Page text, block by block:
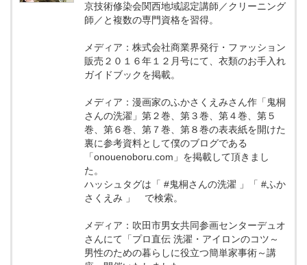
京技術修染会関西地域認定講師／クリーニング
師／と複数の専門資格を習得。
メディア：株式会社商業界発行・ファッション
販売２０１６年１２月号にて、衣類のお手入れ
ガイドブックを掲載。
メディア：漫画家のふかさくえみさん作「鬼桐
さんの洗濯」第２巻、第３巻、第４巻、第５
巻、第６巻、第７巻、第８巻の表表紙を開けた
裏に参考資料として僕のブログである
「onouenoboru.com」を掲載して頂きまし
た。
ハッシュタグは「 #鬼桐さんの洗濯 」「 #ふか
さくえみ 」 で検索。
メディア：吹田市男女共同参画センターデュオ
さんにて「プロ直伝 洗濯・アイロンのコツ～
男性のための暮らしに役立つ簡単家事術～講